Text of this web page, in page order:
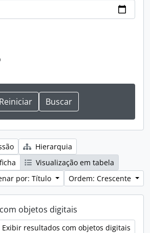
Hierarquia
Visualização em tabela
por: Título
Ordem: Crescente
objetos digitais
Exibir resultados com objetos digitais